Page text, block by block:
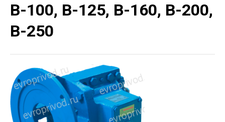
В-100, В-125, В-160, В-200,
В-250